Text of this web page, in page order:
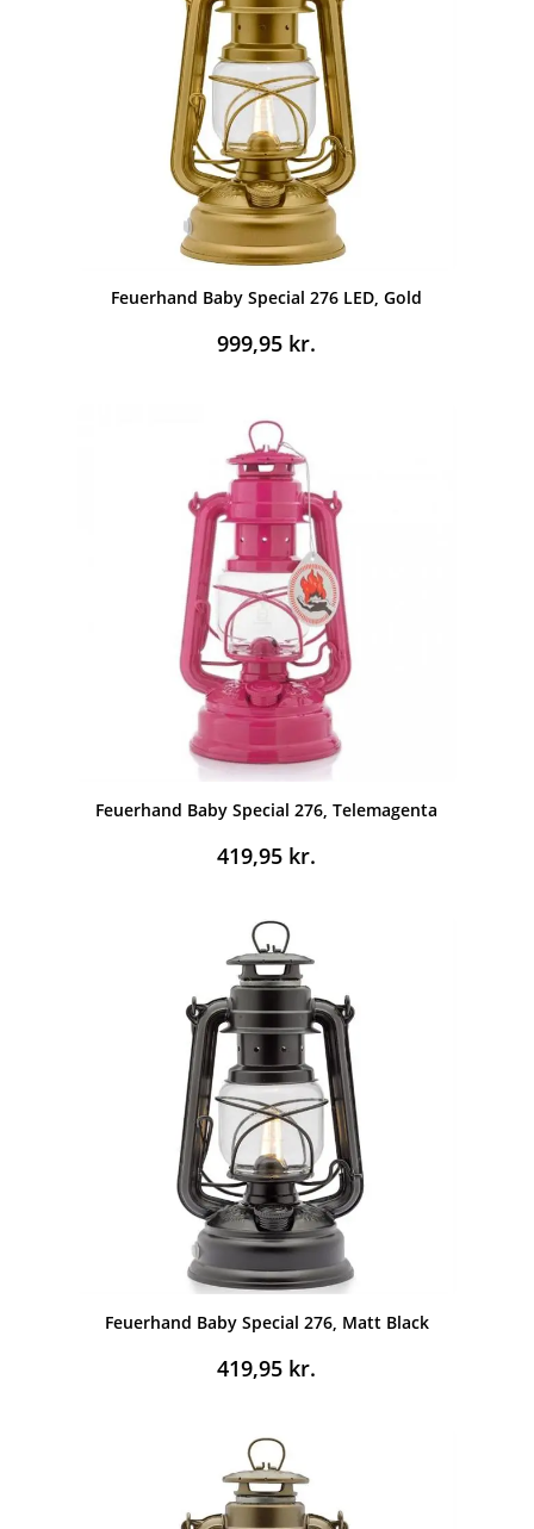
Feuerhand Baby Special 276 LED, Gold
999,95 kr.
Feuerhand Baby Special 276, Telemagenta
419,95 kr.
Feuerhand Baby Special 276, Matt Black
419,95 kr.